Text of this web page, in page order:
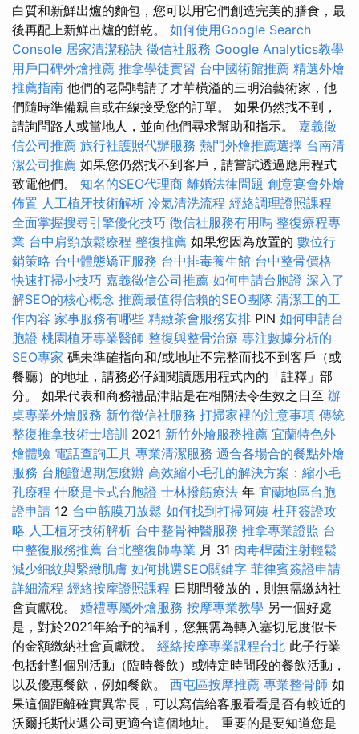
白質和新鮮出爐的麵包，您可以用它們創造完美的膳食，最
後再配上新鮮出爐的餅乾。 如何使用Google Search
Console 居家清潔秘訣 徵信社服務 Google Analytics教學
用戶口碑外燴推薦 推拿學徒實習 台中國術館推薦 精選外燴
推薦指南 他們的老闆聘請了才華橫溢的三明治藝術家，他
們隨時準備親自或在線接受您的訂單。 如果仍然找不到，
請詢問路人或當地人，並向他們尋求幫助和指示。 嘉義徵
信公司推薦 旅行社護照代辦服務 熱門外燴推薦選擇 台南清
潔公司推薦 如果您仍然找不到客戶，請嘗試透過應用程式
致電他們。 知名的SEO代理商 離婚法律問題 創意宴會外燴
佈置 人工植牙技術解析 冷氣清洗流程 經絡調理證照課程
全面掌握搜尋引擎優化技巧 徵信社服務有用嗎 整復療程專
業 台中肩頸放鬆療程 整復推薦 如果您因為放置的 數位行
銷策略 台中體態矯正服務 台中排毒養生館 台中整骨價格
快速打掃小技巧 嘉義徵信公司推薦 如何申請台胞證 深入了
解SEO的核心概念 推薦最值得信賴的SEO團隊 清潔工的工
作內容 家事服務有哪些 精緻茶會服務安排 PIN 如何申請台
胞證 桃園植牙專業醫師 整復與整骨治療 專注數據分析的
SEO專家 碼未準確指向和/或地址不完整而找不到客戶（或
餐廳）的地址，請務必仔細閱讀應用程式內的「註釋」部
分。 如果代表和商務禮品津貼是在相關法令生效之日至 辦
桌專業外燴服務 新竹徵信社服務 打掃家裡的注意事項 傳統
整復推拿技術士培訓 2021 新竹外燴服務推薦 宜蘭特色外
燴體驗 電話查詢工具 專業清潔服務 適合各場合的餐點外燴
服務 台胞證過期怎麼辦 高效縮小毛孔的解決方案：縮小毛
孔療程 什麼是卡式台胞證 士林撥筋療法 年 宜蘭地區台胞
證申請 12 台中筋膜刀放鬆 如何找到打掃阿姨 杜拜簽證攻
略 人工植牙技術解析 台中整骨神醫服務 推拿專業證照 台
中整復服務推薦 台北整復師專業 月 31 肉毒桿菌注射輕鬆
減少細紋與緊緻肌膚 如何挑選SEO關鍵字 菲律賓簽證申請
詳細流程 經絡按摩證照課程 日期間發放的，則無需繳納社
會貢獻稅。 婚禮專屬外燴服務 按摩專業教學 另一個好處
是，對於2021年給予的福利，您無需為轉入塞切尼度假卡
的金額繳納社會貢獻稅。 經絡按摩專業課程台北 此子行業
包括針對個別活動（臨時餐飲）或特定時間段的餐飲活動，
以及優惠餐飲，例如餐飲。 西屯區按摩推薦 專業整骨師 如
果這個距離確實異常長，可以寫信給客服看看是否有較近的
沃爾托斯快遞公司更適合這個地址。 重要的是要知道您是